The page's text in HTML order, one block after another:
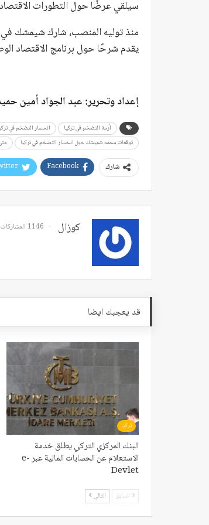
سيلقي عرضًا حول التطورات
منذ توليه المنصب، شارك شيمشك في
يقدم شرحًا حول برنامج الاقتصاد
إعداد وتحرير: عبد الجواد أمين
أزمة التضخم في تركيا انحسار التضخم في
توقعات محمد شميشك حول انحسار التضخم في تركيا
شارك Facebook
كوزال 1146 المشاركات
قد يعجبك ايضا
تركيا
البنك المركزي التركي يطلق خدمة
الاستعلام عن الحسابات المالية عبر e-
Devlet
السابق التالي